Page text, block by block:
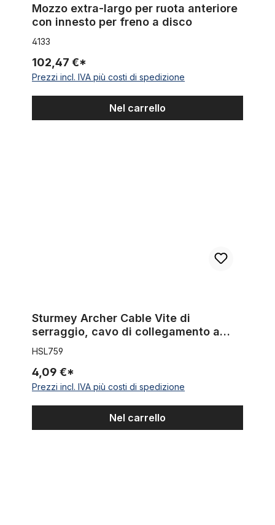
Mozzo extra-largo per ruota anteriore
con innesto per freno a disco
4133
102,47 €*
Prezzi incl. IVA più costi di spedizione
Nel carrello
Sturmey Archer Cable Vite di
serraggio, cavo di collegamento a
catena
HSL759
4,09 €*
Prezzi incl. IVA più costi di spedizione
Nel carrello